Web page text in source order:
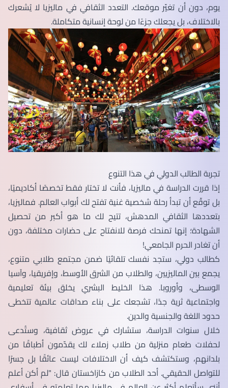
يوم، دون أن تغيّر موقعك. التعدد الثقافي في ماليزيا لا يُشعرك
بالاختلاف، بل يجعلك جزءًا من لوحة إنسانية متكاملة.
تجربة الطالب الدولي في هذا التنوع
إذا قررت الدراسة في ماليزيا، فأنت لا تختار فقط تخصصًا أكاديميًا،
بل توقّع أن تبدأ رحلة شخصية غنية تفتح لك أبواب العالم. فماليزيا،
بتعددها الثقافي المدهش، تتيح لك ما هو أكبر من تحصيل
الشهادة؛ إنها تمنحك فرصة للانفتاح على حضارات مختلفة، دون
أن تغادر الحرم الجامعي!
كطالب دولي، ستجد نفسك تلقائيًا ضمن مجتمع طلابي متنوع،
يجمع بين الماليزيين، والطلاب من الشرق الأوسط، وإفريقيا، وآسيا
الوسطى، وأوروبا. هذا الخليط البشري يخلق بيئة تعليمية
واجتماعية ثرية جدًا، تشجعك على بناء صداقات عالمية تتخطى
حدود اللغة والجنسية والدين.
خلال سنوات الدراسة، ستشارك في عروض ثقافية، وستُدعى
لحفلات طعام منزلية من طلاب زملاء لك يقدّمون أطباقًا من
بلدانهم، وستكتشف كيف أن الاختلافات ليست عائقًا بل جسرًا
للتواصل الحقيقي. أحد الطلاب من كازاخستان قال: "لم أكن أعلم